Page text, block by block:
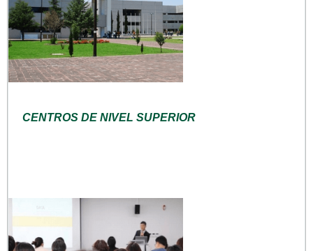
CENTROS DE NIVEL SUPERIOR